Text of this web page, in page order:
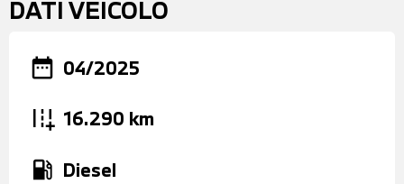
DATI VEICOLO
date_range 04/2025
add_road 16.290 km
local_gas_station Diesel